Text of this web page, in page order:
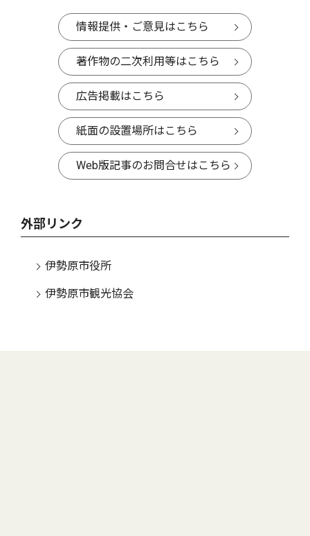
情報提供・ご意見はこちら
著作物の二次利用等はこちら
広告掲載はこちら
紙面の設置場所はこちら
Web版記事のお問合せはこちら
外部リンク
伊勢原市役所
伊勢原市観光協会